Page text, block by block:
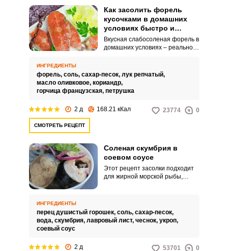
Как засолить форель
кусочками в домашних
условиях быстро и
вкусно
Вкусная слабосоленая форель в
домашних условиях – реально.
под рукой всегда будет
ингредиент для красивых
бутербродов и салатов.
ИНГРЕДИЕНТЫ
форель, соль, сахар-песок, лук репчатый,
масло оливковое, кориандр,
горчица французская, петрушка
2 д 168.21 кКал 23774 0
СМОТРЕТЬ РЕЦЕПТ
Соленая скумбрия в
соевом соусе
Этот рецепт засолки подходит
для жирной морской рыбы,
жирна мякоть впитывает в себя
только необходимое количество
ИНГРЕДИЕНТЫ
перец душистый горошек, соль, сахар-песок,
вода, скумбрия, лавровый лист, чеснок, укроп,
соевый соус
2 д 53701 0